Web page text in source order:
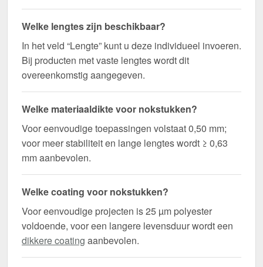
Welke lengtes zijn beschikbaar?
In het veld “Lengte” kunt u deze individueel invoeren.
Bij producten met vaste lengtes wordt dit
overeenkomstig aangegeven.
Welke materiaaldikte voor nokstukken?
Voor eenvoudige toepassingen volstaat 0,50 mm;
voor meer stabiliteit en lange lengtes wordt ≥ 0,63
mm aanbevolen.
Welke coating voor nokstukken?
Voor eenvoudige projecten is 25 µm polyester
voldoende, voor een langere levensduur wordt een
dikkere coating aanbevolen.